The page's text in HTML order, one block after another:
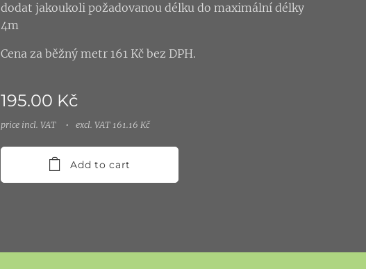
dodat jakoukoli požadovanou délku do maximální délky
4m
Cena za běžný metr 161 Kč bez DPH.
195.00 Kč
price incl. VAT excl. VAT 161.16 Kč
Add to cart